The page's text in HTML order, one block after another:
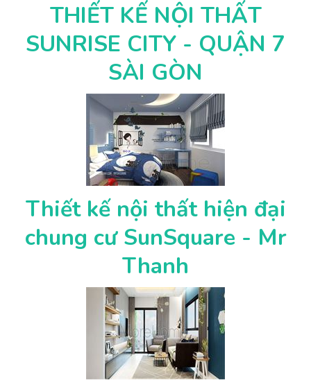
THIẾT KẾ NỘI THẤT
SUNRISE CITY - QUẬN 7
SÀI GÒN
Thiết kế nội thất hiện đại
chung cư SunSquare - Mr
Thanh